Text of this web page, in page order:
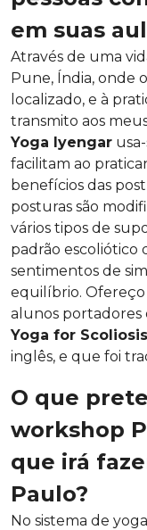
em suas
Através de uma
Pune, Índia, onde o
localizado, e à
transmito aos
Yoga Iyengar
facilitam ao
benefícios das
posturas são
vários tipos de
padrão escoliótico
sentimentos de
equilíbrio. Ofereço
alunos portadores
Yoga for
inglês, e que foi
O que
workshop
que irá
Paulo?
No sistema de